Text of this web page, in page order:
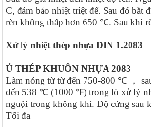
C, đảm bảo nhiệt triệt để. Sau đó bắt
rèn không thấp hơn 650 ℃. Sau khi
Xử lý nhiệt thép nhựa DIN 1.2083
Ủ THÉP KHUÔN NHỰA 2083
Làm nóng từ từ đến 750-800 ℃ ，
đến 538 ℃ (1000 ℉) trong lò xử lý
nguội trong không khí. Độ cứng sau
Tối đa